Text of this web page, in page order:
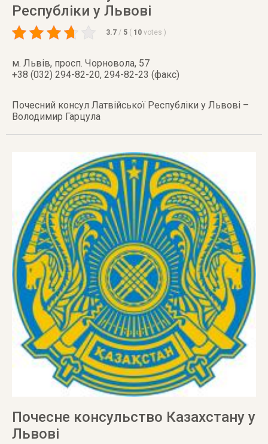
Республіки у Львові
3.7 / 5 ( 10 votes )
м. Львів, просп. Чорновола, 57
+38 (032) 294-82-20, 294-82-23 (факс)
Почесний консул Латвійської Республіки у Львові –
Володимир Гарцула
Почесне консульство Казахстану у
Львові